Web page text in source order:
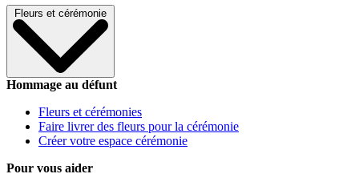
Fleurs et cérémonie
Hommage au défunt
Fleurs et cérémonies
Faire livrer des fleurs pour la cérémonie
Créer votre espace cérémonie
Pour vous aider